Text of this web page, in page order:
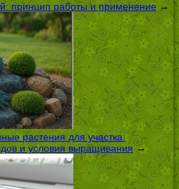
принцип работы и применение→
растения для участка:
и условия выращивания →